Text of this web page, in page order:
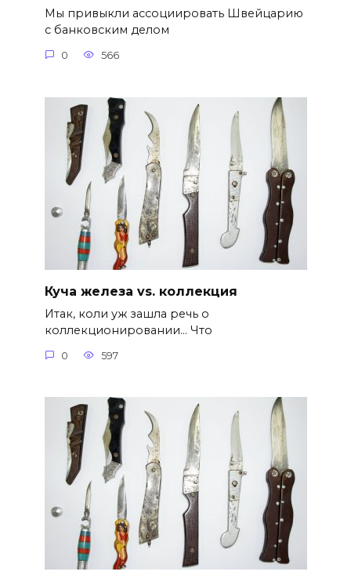
Мы привыкли ассоциировать Швейцарию
с банковским делом
0 566
Куча железа vs. коллекция
Итак, коли уж зашла речь о
коллекционировании… Что
0 597